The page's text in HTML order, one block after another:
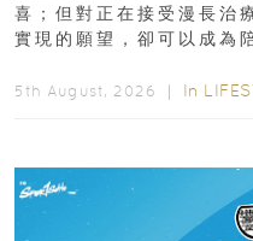
喜；但對正在接受漫長治
實現的願望，卻可以成為
5th August, 2026 ｜ In